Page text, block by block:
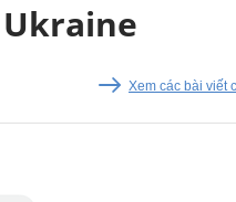
Xem các bài viết